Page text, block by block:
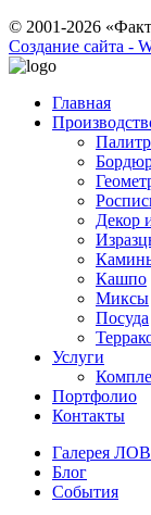
© 2001-2026
Создание сайта -
Главная
Декор
Кашпо
Миксы
Посуда
Услуги
Портфолио
Контакты
Галерея ЛОВ
Блог
События